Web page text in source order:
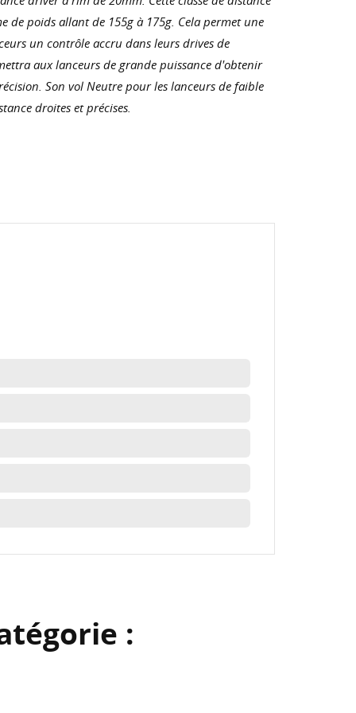
poids allant de 155g à 175g. Cela permet une
un contrôle accru dans leurs drives de
aux lanceurs de grande puissance d'obtenir
Son vol Neutre pour les lanceurs de faible
droites et précises.
: